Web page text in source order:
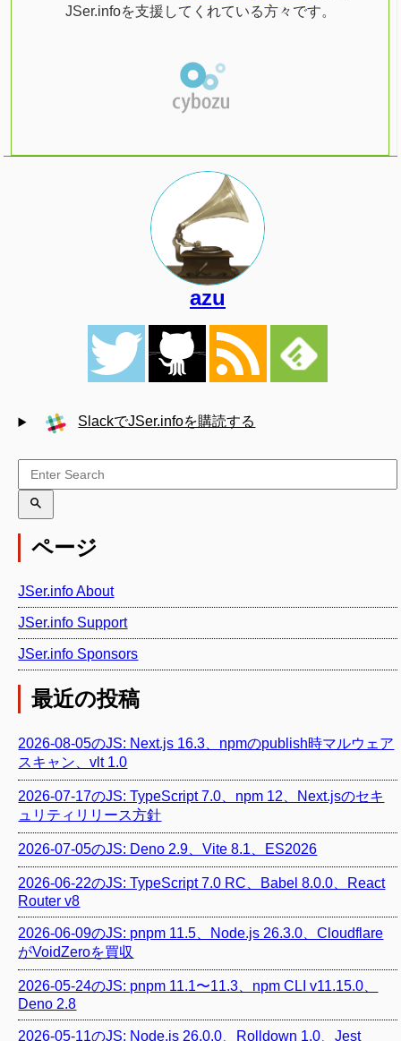
JSer.infoを支援してくれている方々です。
azu
SlackでJSer.infoを購読する
ページ
JSer.info About
JSer.info Support
JSer.info Sponsors
最近の投稿
2026-08-05のJS: Next.js 16.3、npmのpublish時マルウェア
スキャン、vlt 1.0
2026-07-17のJS: TypeScript 7.0、npm 12、Next.jsのセキ
ュリティリリース方針
2026-07-05のJS: Deno 2.9、Vite 8.1、ES2026
2026-06-22のJS: TypeScript 7.0 RC、Babel 8.0.0、React
Router v8
2026-06-09のJS: pnpm 11.5、Node.js 26.3.0、Cloudflare
がVoidZeroを買収
2026-05-24のJS: pnpm 11.1〜11.3、npm CLI v11.15.0、
Deno 2.8
2026-05-11のJS: Node.js 26.0.0、Rolldown 1.0、Jest